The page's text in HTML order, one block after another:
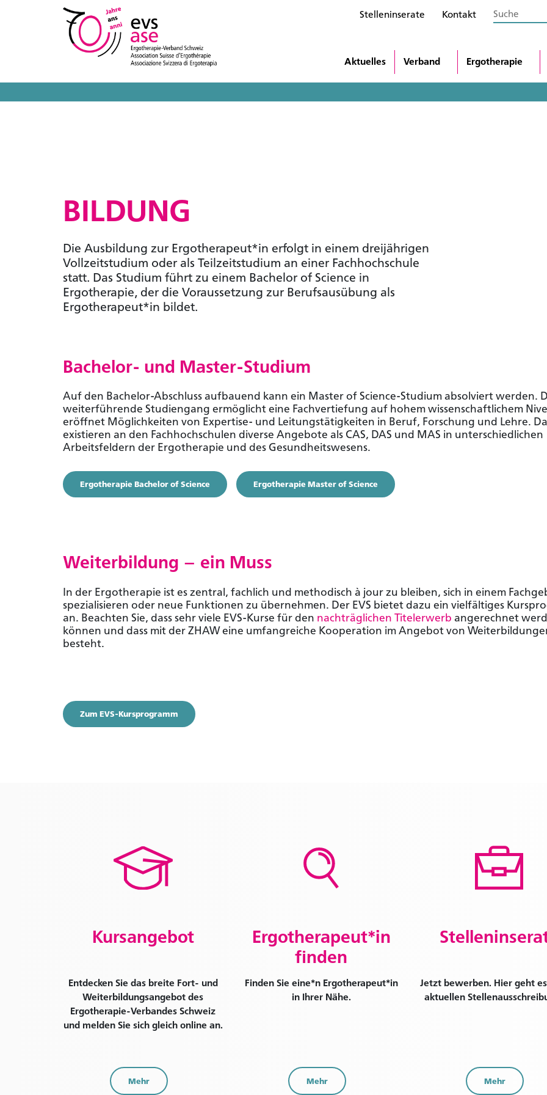
Stelleninserate Kontakt
Aktuelles Verband Ergotherapie
BILDUNG
Die Ausbildung zur Ergotherapeut*in erfolgt in einem dreijährigen
Vollzeitstudium oder als Teilzeitstudium an einer Fachhochschule
statt. Das Studium führt zu einem Bachelor of Science in
Ergotherapie, der die Voraussetzung zur Berufsausübung als
Ergotherapeut*in bildet.
Bachelor- und Master-Studium
Auf den Bachelor-Abschluss aufbauend kann ein Master of Science-Studium absolviert werden.
weiterführende Studiengang ermöglicht eine Fachvertiefung auf hohem wissenschaftlichem
eröffnet Möglichkeiten von Expertise- und Leitungstätigkeiten in Beruf, Forschung und Lehre.
existieren an den Fachhochschulen diverse Angebote als CAS, DAS und MAS in unterschiedlichen
Arbeitsfeldern der Ergotherapie und des Gesundheitswesens.
Ergotherapie Bachelor of Science Ergotherapie Master of Science
Weiterbildung – ein Muss
In der Ergotherapie ist es zentral, fachlich und methodisch à jour zu bleiben, sich in einem
spezialisieren oder neue Funktionen zu übernehmen. Der EVS bietet dazu ein vielfältiges
an. Beachten Sie, dass sehr viele EVS-Kurse für den nachträglichen Titelerwerb angerechnet
können und dass mit der ZHAW eine umfangreiche Kooperation im Angebot von
besteht.
Zum EVS-Kursprogramm
Kursangebot
Entdecken Sie das breite Fort- und
Weiterbildungsangebot des
Ergotherapie-Verbandes Schweiz
und melden Sie sich gleich online an.
Mehr
Ergotherapeut*in
finden
Finden Sie eine*n Ergotherapeut*in
in Ihrer Nähe.
Mehr
Jetzt bewerben. Hier geht
aktuellen
Mehr
Sie sind noch kein Mitglied?
Sie sind bereits Mitglied?